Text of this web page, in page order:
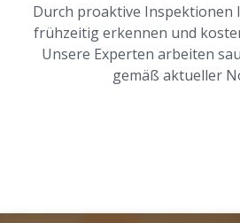
Durch proaktive Inspektionen
frühzeitig erkennen und
Unsere Experten arbeiten
gemäß aktueller